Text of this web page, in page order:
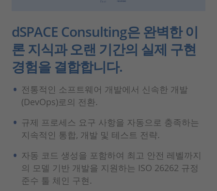
dSPACE Consulting은 완벽한 이
론 지식과 오랜 기간의 실제 구현
경험을 결합합니다.
전통적인 소프트웨어 개발에서 신속한 개발
(DevOps)로의 전환.
규제 프로세스 요구 사항을 자동으로 충족하는
지속적인 통합, 개발 및 테스트 전략.
자동 코드 생성을 포함하여 최고 안전 레벨까지
의 모델 기반 개발을 지원하는 ISO 26262 규정
준수 툴 체인 구현.